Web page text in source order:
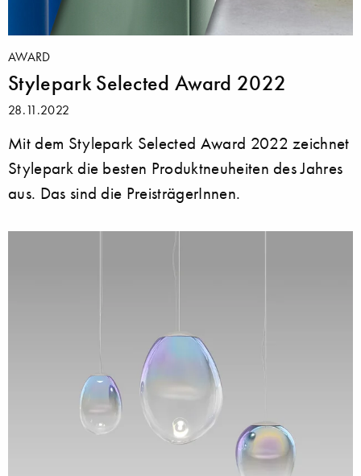
AWARD
Stylepark Selected Award 2022
28.11.2022
Mit dem Stylepark Selected Award 2022 zeichnet
Stylepark die besten Produktneuheiten des Jahres
aus. Das sind die PreisträgerInnen.